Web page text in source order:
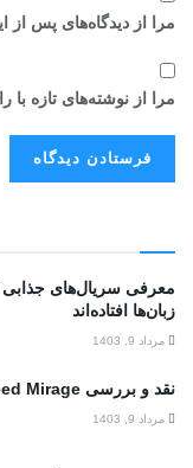
مرا از دیدگاه‌های پس از
مرا از نوشته‌های تازه با
معرفی سریال‌های جذابی
زبان‌ها افتاده‌اند
مرداد 9, 1403
نقد و بررسی Assassin’s Creed Mirage
مرداد 9, 1403